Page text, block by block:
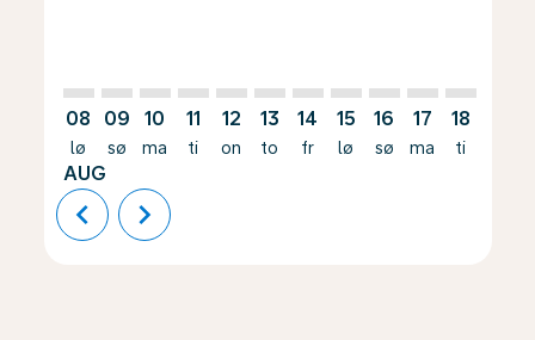
08
lø
AUG
09
sø
10
ma
11
ti
12
on
13
to
14
fr
15
lø
16
sø
17
ma
18
ti
chevron_left chevron_right